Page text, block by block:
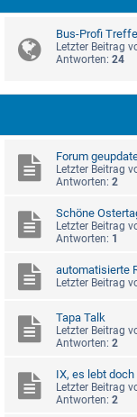
Bus-Profi
Letzter Beitrag
Antworten: 24
Forum
Letzter Beitrag
Antworten: 2
Schöne
Letzter Beitrag
Antworten: 1
automatisierte
Letzter Beitrag
Tapa Talk
Letzter Beitrag
Antworten: 2
IX, es lebt doch
Letzter Beitrag
Antworten: 2